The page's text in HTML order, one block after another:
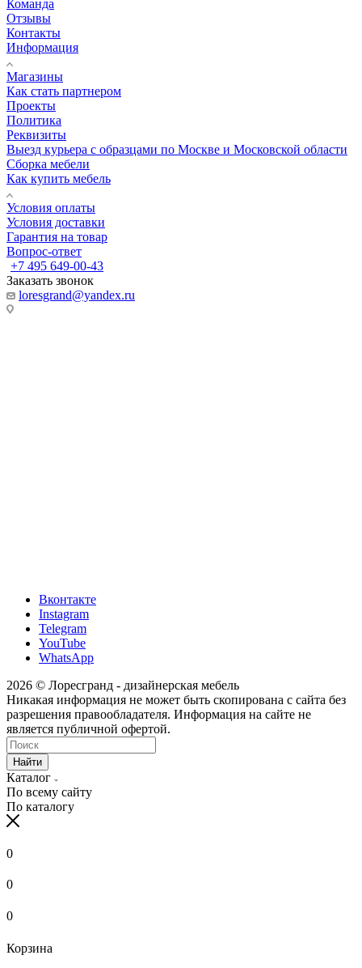
Команда
Отзывы
Контакты
Информация
Магазины
Как стать партнером
Проекты
Политика
Реквизиты
Выезд курьера с образцами по Москве и Московской области
Сборка мебели
Как купить мебель
Условия оплаты
Условия доставки
Гарантия на товар
Вопрос-ответ
+7 495 649-00-43
Заказать звонок
loresgrand@yandex.ru
Вконтакте
Instagram
Telegram
YouTube
WhatsApp
2026 © Лоресгранд - дизайнерская мебель
Никакая информация не может быть скопирована с сайта без
разрешения правообладателя. Информация на сайте не
является публичной офертой.
Найти
Каталог
По всему сайту
По каталогу
0
0
0
Корзина